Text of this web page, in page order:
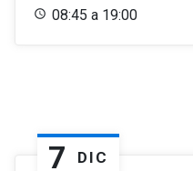
08:45 a 19:00
7 DIC